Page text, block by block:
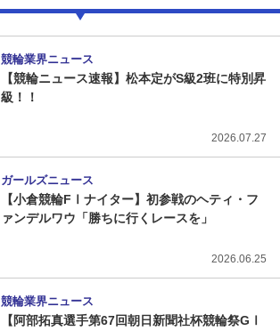
競輪業界ニュース
【競輪ニュース速報】松本定がS級2班に特別昇
級！！
2026.07.27
ガールズニュース
【小倉競輪FⅠナイター】初参戦のヘティ・フ
ァンデルワウ「勝ちに行くレースを」
2026.06.25
競輪業界ニュース
【阿部拓真選手第67回朝日新聞社杯競輪祭GⅠ